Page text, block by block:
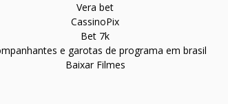
Vera bet
CassinoPix
Bet 7k
e garotas de programa em brasil
Baixar Filmes